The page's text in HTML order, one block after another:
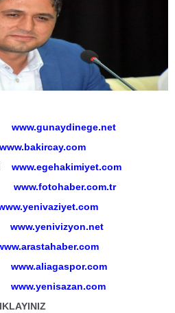
www.gunaydinege.net
www.bakircay.com
www.egehakimiyet.com
www.fotohaber.com.tr
www.yenivizyon.net
www.aliagaspor.com
www.yenisazan.com